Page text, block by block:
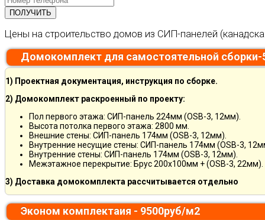
Цены на строительство домов из СИП-панелей
Домокомплект для самостоятельной
1) Проектная документация, инструкция по сборке.
2) Домокомплект раскроенный по проекту:
Пол первого этажа: СИП-панель 224мм (OSB-3, 12мм).
Высота потолка первого этажа: 2800 мм.
Внешние стены: СИП-панель 174мм (OSB-3, 12мм).
Внутренние несущие стены: СИП-панель 174мм (OSB-3,
Внутренние стены: СИП-панель 174мм (OSB-3, 12мм).
Межэтажное перекрытие: Брус 200х100мм + (OSB-3, 22мм).
3) Доставка домокомплекта рассчитывается отдельно
Эконом комплектаия - 9500руб/м2